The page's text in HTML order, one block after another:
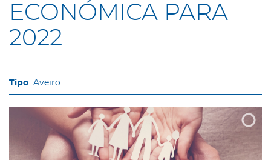
ECONÓMICA PARA
2022
Aveiro